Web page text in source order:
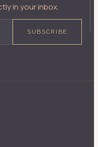
in your inbox.
SUBSCRIBE